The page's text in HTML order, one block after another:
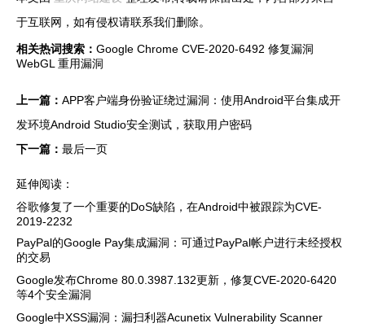
于互联网，如有侵权请联系我们删除。
相关热词搜索： Google Chrome CVE-2020-6492 修复漏洞
WebGL 重用漏洞
上一篇： APP客户端身份验证绕过漏洞：使用Android平台集成开
发环境Android Studio安全测试，获取用户密码
下一篇： 最后一页
延伸阅读：
谷歌修复了一个重要的DoS缺陷，在Android中被跟踪为CVE-
2019-2232
PayPal的Google Pay集成漏洞：可通过PayPal帐户进行未经授权
的交易
Google发布Chrome 80.0.3987.132更新，修复CVE-2020-6420
等4个安全漏洞
Google中XSS漏洞：漏扫利器Acunetix Vulnerability Scanner